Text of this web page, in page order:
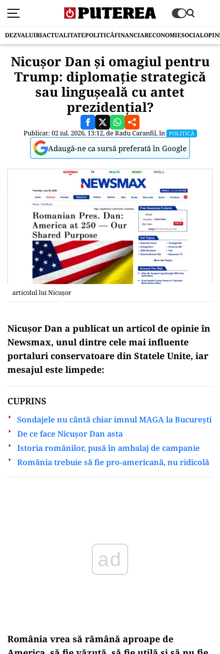
DEZVALUIRIACTUALITATEPOLITICĂFINANCIARECONOMIESOCIAL
Nicușor Dan și omagiul pentru
Trump: diplomație strategică
sau lingușeală cu antet
prezidențial?
Publicat: 02 iul. 2026, 13:12, deRadu Caranfil, în POLITICĂ
Adaugă-ne ca sursă preferată în Google
articolul lui Nicușor
Nicușor Dan a publicat un articol de opinie în
Newsmax, unul dintre cele mai influente
portaluri conservatoare din Statele Unite, iar
mesajul este limpede:
CUPRINS
Sondajele nu cântă chiar imnul MAGA la București
De ce face Nicușor Dan asta
Istoria românilor, pusă în ambalaj de campanie
România trebuie să fie pro-americană, nu ridicolă
România vrea să rămână aproape de